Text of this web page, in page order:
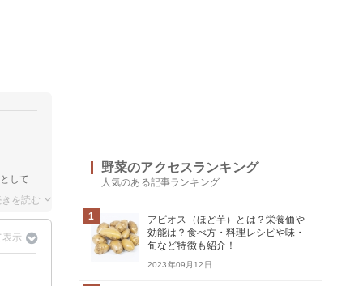
して
野菜のアクセスランキング
人気のある記事ランキング
1
アピオス（ほど芋）とは？栄養価や
効能は？食べ方・料理レシピや味・
旬など特徴も紹介！
2023年09月12日